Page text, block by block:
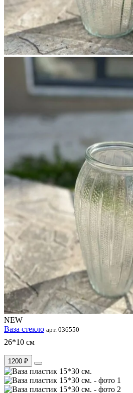
NEW
Ваза стекло арт. 036550
26*10 см
1200 ₽